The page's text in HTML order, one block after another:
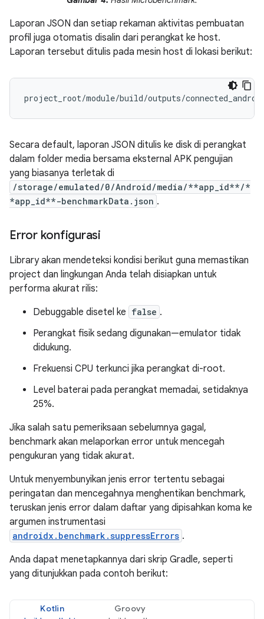
Laporan JSON dan setiap rekaman aktivitas pembuatan
profil juga otomatis disalin dari perangkat ke host.
Laporan tersebut ditulis pada mesin host di lokasi berikut:
Secara default, laporan JSON ditulis ke disk di perangkat
dalam folder media bersama eksternal APK pengujian
yang biasanya terletak di
/storage/emulated/0/Android/media/**app_id**/*
*app_id**-benchmarkData.json .
Error konfigurasi
Library akan mendeteksi kondisi berikut guna memastikan
project dan lingkungan Anda telah disiapkan untuk
performa akurat rilis:
Debuggable disetel ke false .
Perangkat fisik sedang digunakan—emulator tidak
didukung.
Frekuensi CPU terkunci jika perangkat di-root.
Level baterai pada perangkat memadai, setidaknya
25%.
Jika salah satu pemeriksaan sebelumnya gagal,
benchmark akan melaporkan error untuk mencegah
pengukuran yang tidak akurat.
Untuk menyembunyikan jenis error tertentu sebagai
peringatan dan mencegahnya menghentikan benchmark,
teruskan jenis error dalam daftar yang dipisahkan koma ke
argumen instrumentasi
androidx.benchmark.suppressErrors .
Anda dapat menetapkannya dari skrip Gradle, seperti
yang ditunjukkan pada contoh berikut:
Kotlin Groovy